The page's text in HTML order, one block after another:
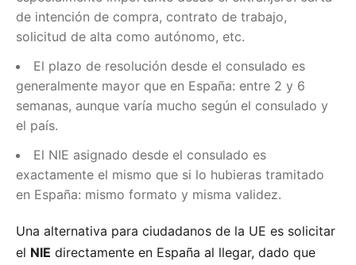
de intención de compra, contrato de trabajo,
solicitud de alta como autónomo, etc.
El plazo de resolución desde el consulado es
generalmente mayor que en España: entre 2 y 6
semanas, aunque varía mucho según el consulado y
el país.
El NIE asignado desde el consulado es
exactamente el mismo que si lo hubieras tramitado
en España: mismo formato y misma validez.
Una alternativa para ciudadanos de la UE es solicitar
el NIE directamente en España al llegar, dado que